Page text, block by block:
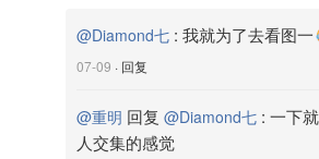
@Diamond七 : 我就为了去看图一
07-09 · 回复
@重明 回复 @Diamond七 : 一下
人交集的感觉